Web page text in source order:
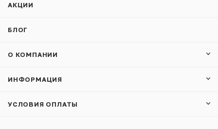
АКЦИИ
БЛОГ
О КОМПАНИИ
ИНФОРМАЦИЯ
УСЛОВИЯ ОПЛАТЫ